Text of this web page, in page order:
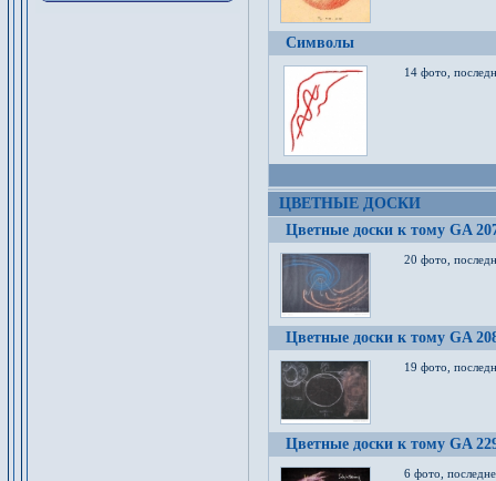
Символы
14 фото,
ЦВЕТНЫЕ ДОСКИ
Цветные доски к тому GA
20 фото,
Цветные доски к тому GA
19 фото,
Цветные доски к тому GA
6 фото,